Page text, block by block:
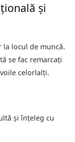
și
locul de muncă.
se fac remarcați
celorlalți.
și înțeleg cu